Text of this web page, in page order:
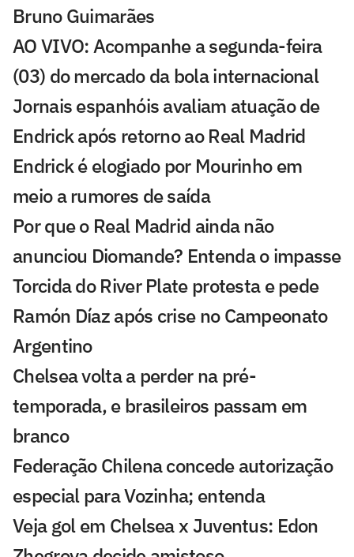
Bruno Guimarães
AO VIVO: Acompanhe a segunda-feira
(03) do mercado da bola internacional
Jornais espanhóis avaliam atuação de
Endrick após retorno ao Real Madrid
Endrick é elogiado por Mourinho em
meio a rumores de saída
Por que o Real Madrid ainda não
anunciou Diomande? Entenda o impasse
Torcida do River Plate protesta e pede
Ramón Díaz após crise no Campeonato
Argentino
Chelsea volta a perder na pré-
temporada, e brasileiros passam em
branco
Federação Chilena concede autorização
especial para Vozinha; entenda
Veja gol em Chelsea x Juventus: Edon